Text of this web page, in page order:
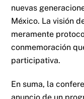
nuevas
México. La visión
meramente
conmemoración
participativa.
En suma, la
anuncio de un